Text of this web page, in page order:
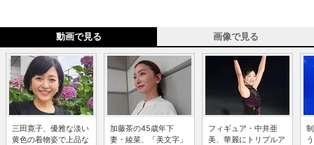
動画で見る 画像で見る
三田寛子、優雅な淡い
黄色の着物姿で上品な
加藤茶の45歳年下
妻・綾菜、「美文字」
フィギュア・中井亜
美、華麗にトリプルア